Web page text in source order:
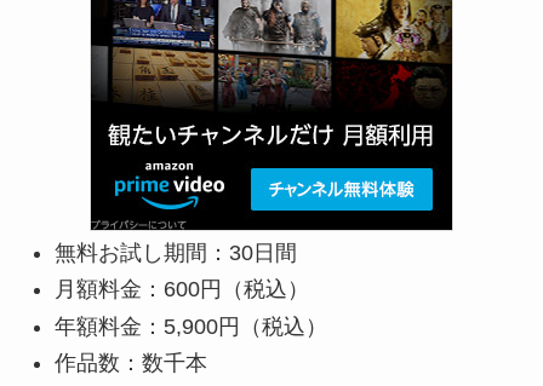
無料お試し期間：30日間
月額料金：600円（税込）
年額料金：5,900円（税込）
作品数：数千本